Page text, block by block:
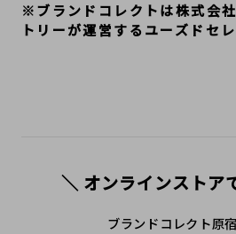
※ブランドコレクトは株式会
トリーが運営するユーズドセ
＼ オンラインストア
ブランドコレクト原宿